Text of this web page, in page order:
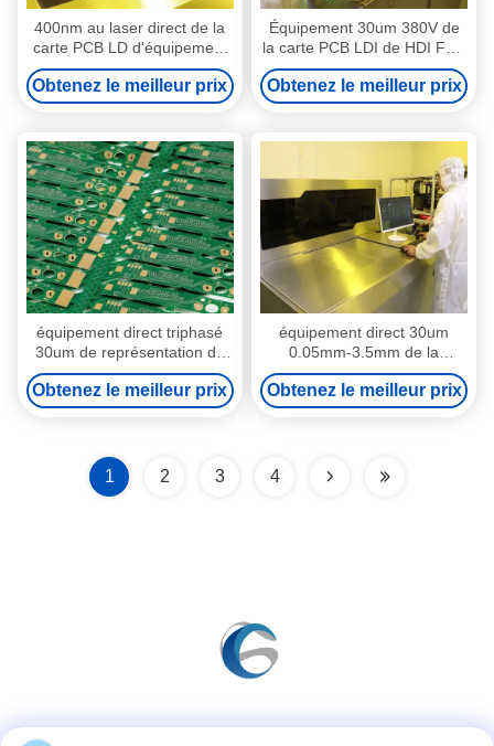
400nm au laser direct de la
carte PCB LD d'équipement
de représentation du laser
410nm
Obtenez le meilleur prix
Équipement 30um 380V de
la carte PCB LDI de HDI FPC
triphasé
Obtenez le meilleur prix
équipement direct triphasé
30um de représentation de
laser de 380V LDI
Obtenez le meilleur prix
équipement direct 30um
0.05mm-3.5mm de la
représentation LDI de laser
Obtenez le meilleur prix
1 2 3 4